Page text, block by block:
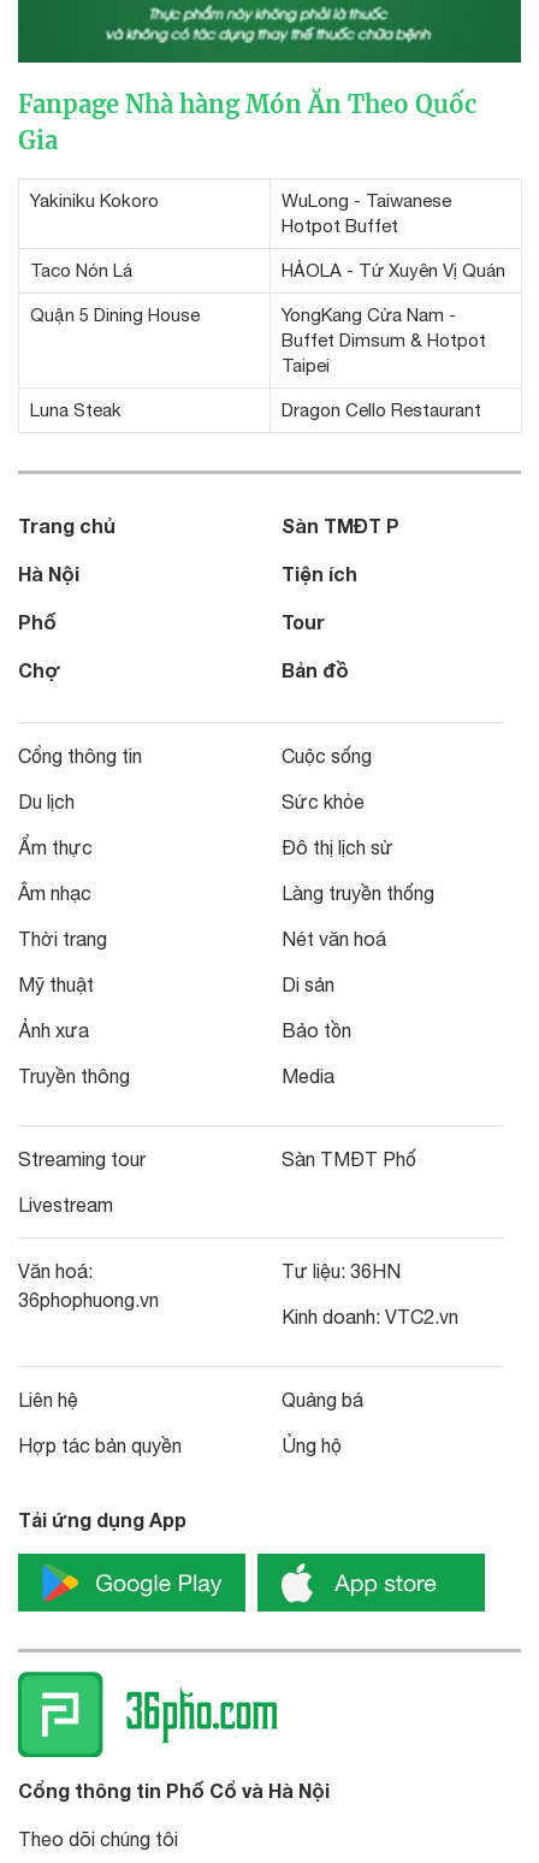
Fanpage Nhà hàng Món Ăn Theo Quốc
Gia
Yakiniku Kokoro
WuLong - Taiwanese
Hotpot Buffet
Taco Nón Lá HẢOLA - Tứ Xuyên Vị Quán
Quận 5 Dining House
YongKang Cửa Nam -
Buffet Dimsum & Hotpot
Taipei
Luna Steak Dragon Cello Restaurant
Trang chủ
Hà Nội
Phố
Chợ
Sàn TMĐT P
Tiện ích
Tour
Bản đồ
Cổng thông tin
Du lịch
Ẩm thực
Âm nhạc
Thời trang
Mỹ thuật
Ảnh xưa
Truyền thông
Cuộc sống
Sức khỏe
Đô thị lịch sử
Làng truyền thống
Nét văn hoá
Di sản
Bảo tồn
Media
Streaming tour
Livestream
Sàn TMĐT Phố
Văn hoá:
36phophuong.vn
Tư liệu: 36HN
Kinh doanh: VTC2.vn
Liên hệ
Hợp tác bản quyền
Quảng bá
Ủng hộ
Tải ứng dụng App
Cổng thông tin Phố Cổ và Hà Nội
Theo dõi chúng tôi